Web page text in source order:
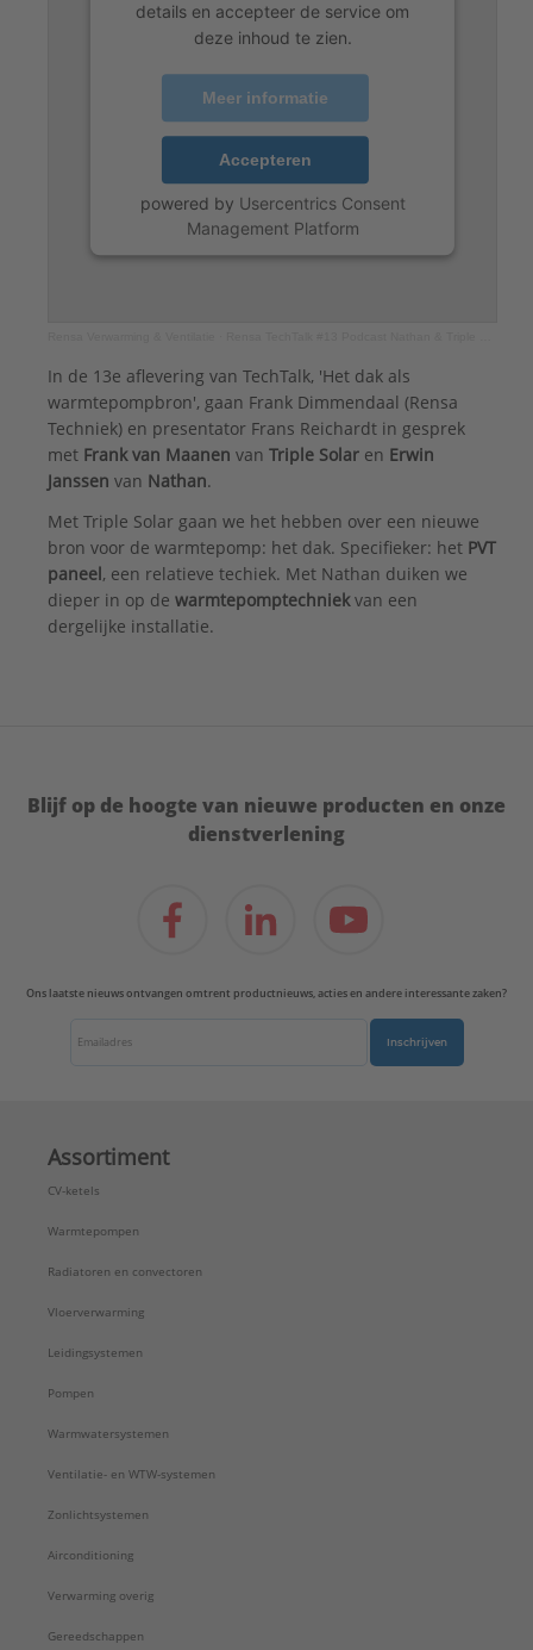
details en accepteer de service om
deze inhoud te zien.
Meer informatie
Accepteren
powered by Usercentrics Consent
Management Platform
In de 13e aflevering van TechTalk, 'Het dak als
warmtepompbron', gaan Frank Dimmendaal (Rensa
Techniek) en presentator Frans Reichardt in gesprek
met Frank van Maanen van Triple Solaren Erwin
Janssen van Nathan.
Met Triple Solar gaan we het hebben over een nieuwe
bron voor de warmtepomp: het dak. Specifieker: het PVT
paneel, een relatieve techiek. Met Nathan duiken we
dieper in op de warmtepomptechniekvan een
dergelijke installatie.
Blijf op de hoogte van nieuwe producten en onze
dienstverlening
Ons laatste nieuws ontvangen omtrent productnieuws, acties en andere interessante zaken?
Inschrijven
Assortiment
CV-ketels
Warmtepompen
Radiatoren en convectoren
Vloerverwarming
Leidingsystemen
Pompen
Warmwatersystemen
Ventilatie- en WTW-systemen
Zonlichtsystemen
Airconditioning
Verwarming overig
Gereedschappen